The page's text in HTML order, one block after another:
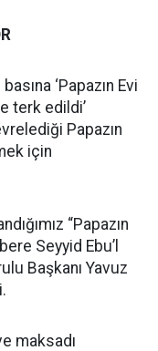
‘Papazın Evi
terk edildi’
Papazın
için
“Papazın
Seyyid Ebu’l
Başkanı Yavuz
maksadı